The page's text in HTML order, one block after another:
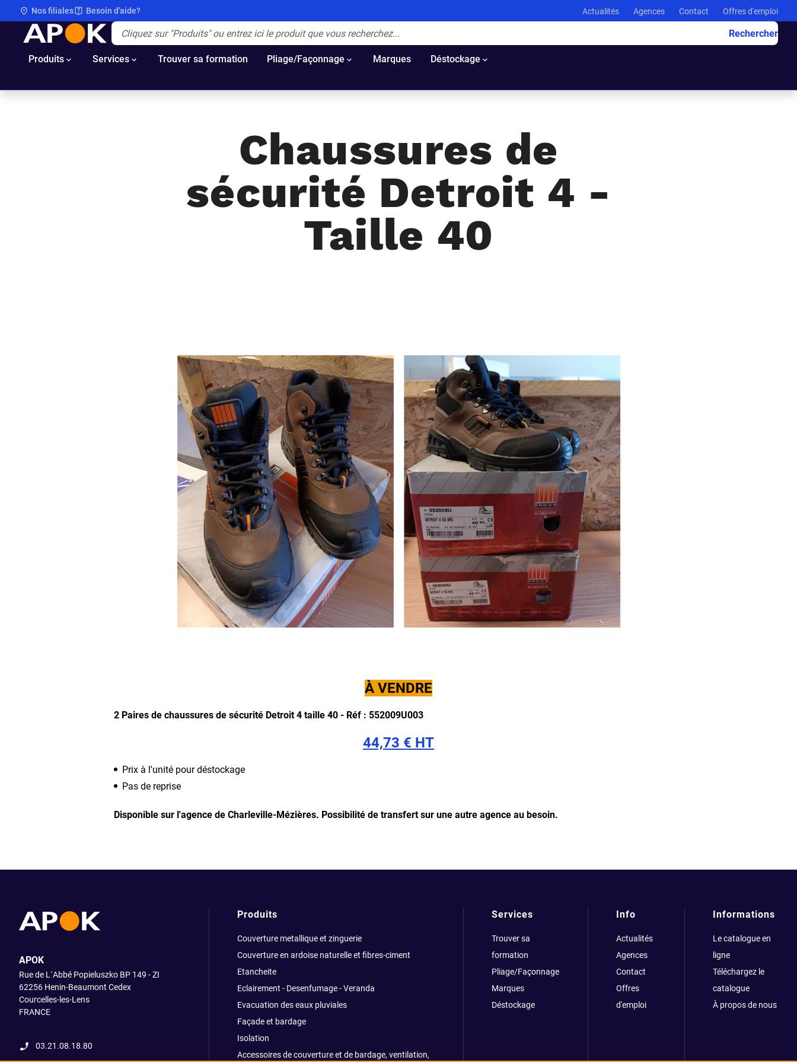
Nos filiales Besoin d'aide? Actualités Agences Contact Offres d'emploi
APOK Rechercher
Produits Services Trouver sa formation Pliage/Façonnage Marques Déstockage
Chaussures de
sécurité Detroit 4 -
Taille 40
À VENDRE
2 Paires de chaussures de sécurité Detroit 4 taille 40 - Réf : 552009U003
44,73 € HT
Prix à l'unité pour déstockage
Pas de reprise
Disponible sur l'agence de Charleville-Mézières. Possibilité de transfert sur une autre agence au besoin.
APOK
Rue de L´Abbé Popieluszko BP 149 - ZI
62256 Henin-Beaumont Cedex
Courcelles-les-Lens
FRANCE
03.21.08.18.80
Produits
Couverture metallique et zinguerie
Couverture en ardoise naturelle et fibres-ciment
Etancheite
Eclairement - Desenfumage - Veranda
Evacuation des eaux pluviales
Façade et bardage
Isolation
Accessoires de couverture et de bardage, ventilation,
Services
Trouver sa
formation
Pliage/Façonnage
Marques
Déstockage
Info
Actualités
Agences
Contact
Offres
d'emploi
Informations
Le catalogue en
ligne
Téléchargez le
catalogue
À propos de nous